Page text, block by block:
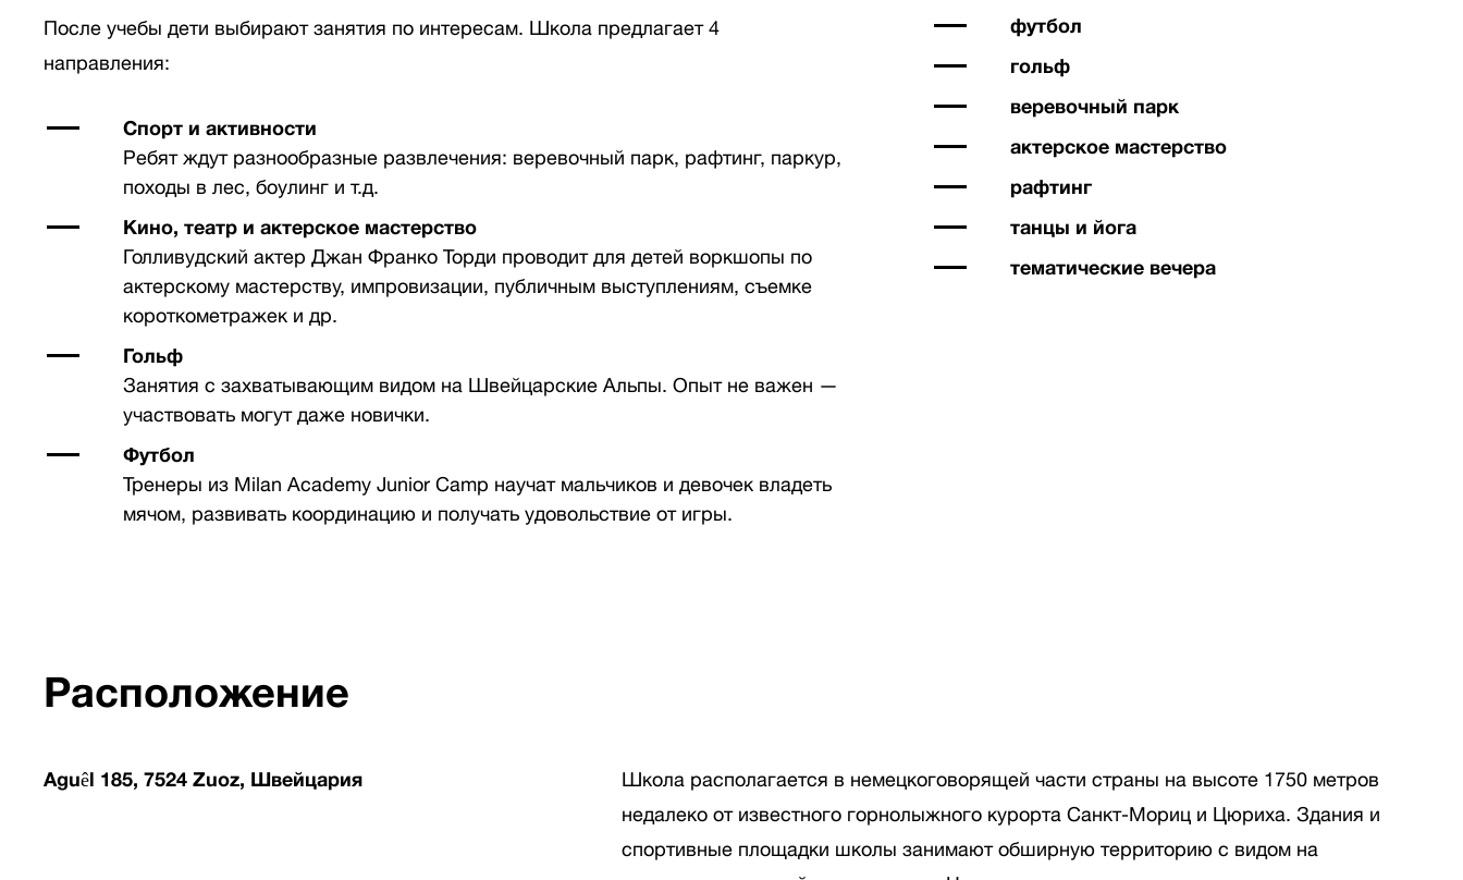
После учебы дети выбирают занятия по интересам. Школа предлагает 4
направления:
Cпорт и активности
Ребят ждут разнообразные развлечения: веревочный парк, рафтинг, паркур,
походы в лес, боулинг и т.д.
Кино, театр и актерское мастерство
Голливудский актер Джан Франко Торди проводит для детей воркшопы по
актерскому мастерству, импровизации, публичным выступлениям, съемке
короткометражек и др.
Гольф
Занятия с захватывающим видом на Швейцарские Альпы. Опыт не важен —
участвовать могут даже новички.
Футбол
Тренеры из Milan Academy Junior Camp научат мальчиков и девочек владеть
мячом, развивать координацию и получать удовольствие от игры.
футбол
гольф
веревочный парк
актерское мастерство
рафтинг
танцы и йога
тематические вечера
Расположение
Aguêl 185, 7524 Zuoz, Швейцария
Школа располагается в немецкоговорящей части страны на высоте 1750 метров
недалеко от известного горнолыжного курорта Санкт-Мориц и Цюриха. Здания и
спортивные площадки школы занимают обширную территорию с видом на